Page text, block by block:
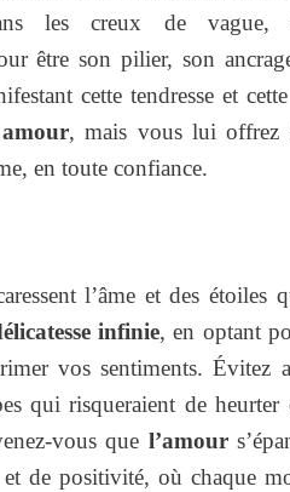
les creux de vague,
être son pilier, son
cette tendresse et
amour, mais vous lui offrez
en toute confiance.
l’âme et des étoiles
infinie, en optant
vos sentiments. Évitez
qui risqueraient de heurter
vous que l’amour
de positivité, où chaque